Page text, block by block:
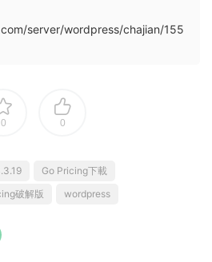
server/wordpress/chajian/155
0 0
Go Pricing下載
破解版 wordpress